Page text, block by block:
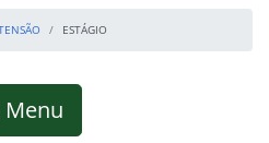
ESTÁGIO
Mostrar
Menu